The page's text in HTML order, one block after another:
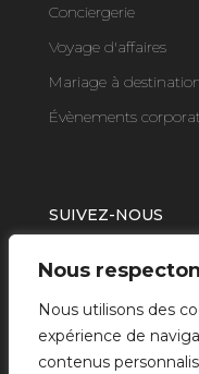
Nous
Nous utilisons des
expérience de
contenus
Conciergerie
Voyage d'affaires
Mariage à
Évènements
SUIVEZ-NOUS